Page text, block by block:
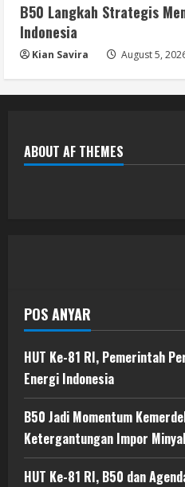
B50 Langkah Strategis
Indonesia
Kian Savira August 5,
ABOUT AF THEMES
POS ANYAR
HUT Ke-81 RI, Pemerintah
Energi Indonesia
B50 Jadi Momentum
Ketergantungan Impor
HUT Ke-81 RI, B50 dan